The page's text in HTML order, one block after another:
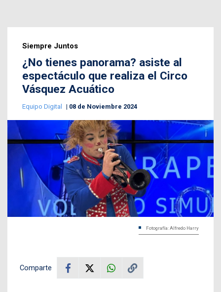
Siempre Juntos
¿No tienes panorama? asiste al
espectáculo que realiza el Circo
Vásquez Acuático
Equipo Digital 08 de Noviembre 2024
Fotografía: Alfredo Harry
Comparte